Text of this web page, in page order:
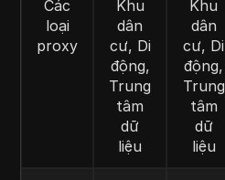
Các
loại
proxy
Khu
dân
cư, Di
động,
Trung
tâm
dữ
liệu
Khu
dân
cư, Di
động,
Trung
tâm
dữ
liệu